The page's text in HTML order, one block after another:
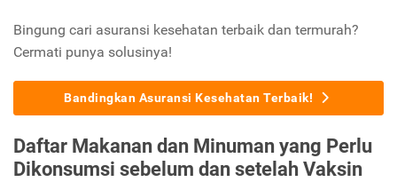
Bingung cari asuransi kesehatan terbaik dan termurah?
Cermati punya solusinya!
Bandingkan Asuransi Kesehatan Terbaik!
Daftar Makanan dan Minuman yang Perlu
Dikonsumsi sebelum dan setelah Vaksin